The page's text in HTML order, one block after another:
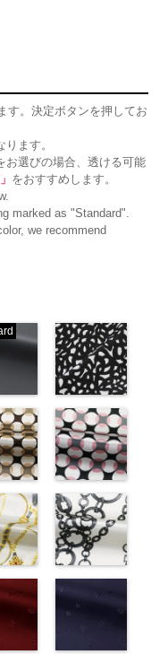
す。決定ボタンを押してお
ります。
お選びの場合、透ける可能
をおすすめします。
marked as "Standard".
we recommend
wp-
uploads/2013/02/19.jpg
ック
％
、
、
、
、
イ
ワイト模様
(KKP3601-
24-C)
http://
24-c.jpg
KKP3601-24-
C ブラック×
ホワイト
テル100％
DOLCELABY、
FairyRose
ュ
wp-
93-
ュ
ドット
柄ピンク
(KKP1092-
93-D/UN)
http://
93-d.jpg
KKP1092-93-
ピンク
イト
wp-
ワイト
(KKP2090-
145-A/UN)